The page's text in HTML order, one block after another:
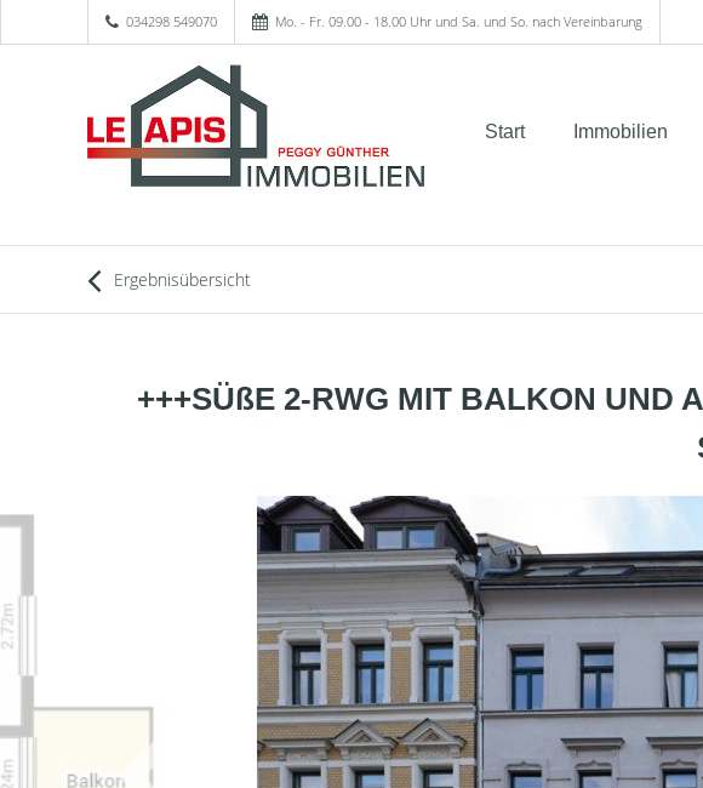
034298 549070 Mo. - Fr. 09.00 - 18.00 Uhr und Sa. und So. nach Vereinbarung
Start Immobilien
Ergebnisübersicht
+++SÜßE 2-RWG MIT BALKON UND